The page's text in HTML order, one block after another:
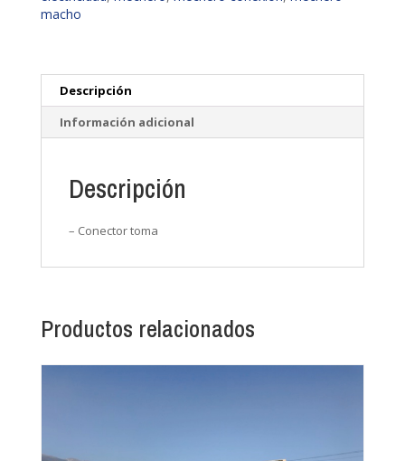
macho
Descripción
Información adicional
Descripción
– Conector toma
Productos relacionados